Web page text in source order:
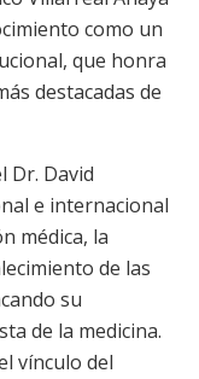
como un
que honra
destacadas de
Dr. David
e internacional
médica, la
de las
su
de la medicina.
vínculo del